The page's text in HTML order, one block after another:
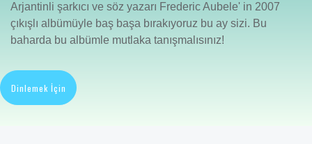
Arjantinli şarkıcı ve söz yazarı Frederic Aubele' in 2007
çıkışlı albümüyle baş başa bırakıyoruz bu ay sizi. Bu
baharda bu albümle mutlaka tanışmalısınız!
Dinlemek İçin